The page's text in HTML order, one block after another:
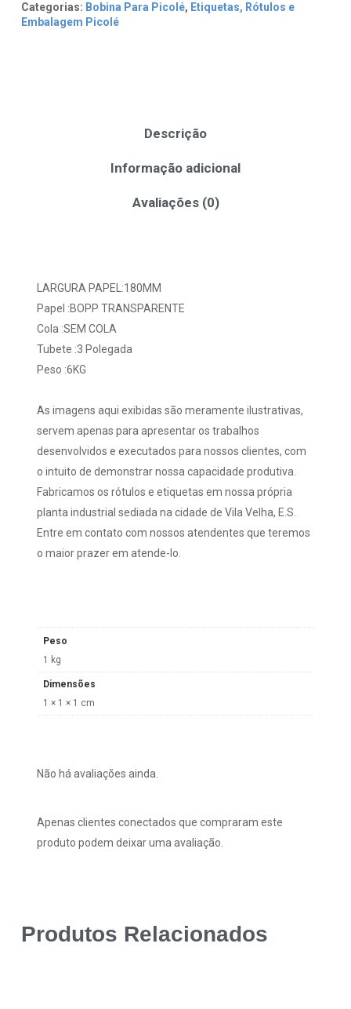
Categorias: Bobina Para Picolé, Etiquetas, Rótulos e
Embalagem Picolé
Descrição
Informação adicional
Avaliações (0)
LARGURA PAPEL:180MM
Papel :BOPP TRANSPARENTE
Cola :SEM COLA
Tubete :3 Polegada
Peso :6KG
As imagens aqui exibidas são meramente ilustrativas,
servem apenas para apresentar os trabalhos
desenvolvidos e executados para nossos clientes, com
o intuito de demonstrar nossa capacidade produtiva.
Fabricamos os rótulos e etiquetas em nossa própria
planta industrial sediada na cidade de Vila Velha, E.S.
Entre em contato com nossos atendentes que teremos
o maior prazer em atende-lo.
Peso
1 kg
Dimensões
1 × 1 × 1 cm
Não há avaliações ainda.
Apenas clientes conectados que compraram este
produto podem deixar uma avaliação.
Produtos Relacionados